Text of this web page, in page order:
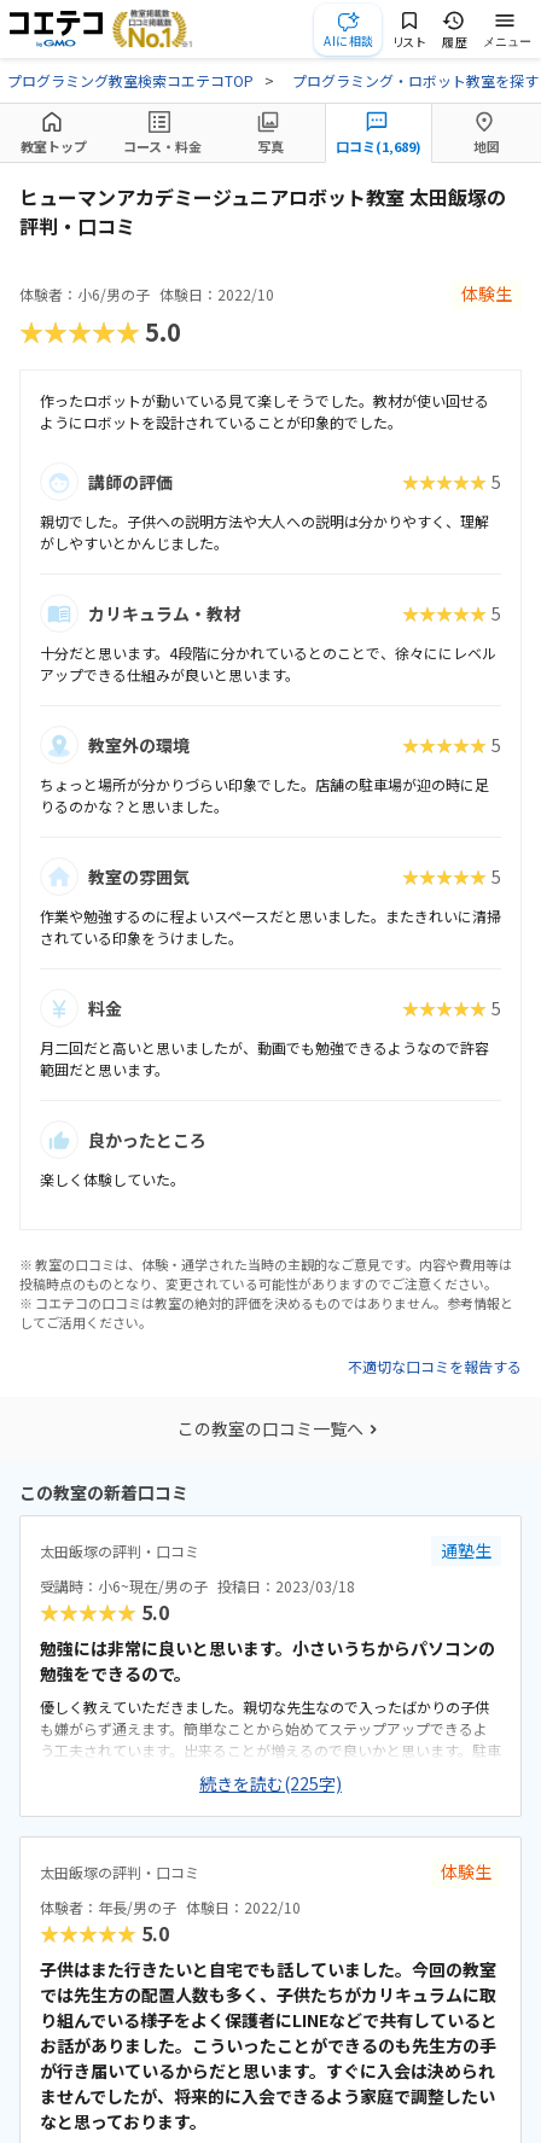
AIに相談 リスト 履歴 メニュー
プログラミング教室検索コエテコTOP プログラミング・ロボット教室を探す
教室トップ コース・料金 写真 口コミ(1,689) 地図
ヒューマンアカデミージュニアロボット教室 太田飯塚の
評判・口コミ
体験者：小6/男の子 体験日：2022/10 体験生
★★★★★5.0
作ったロボットが動いている見て楽しそうでした。教材が使い回せる
ようにロボットを設計されていることが印象的でした。
講師の評価 ★★★★★ 5
親切でした。子供への説明方法や大人への説明は分かりやすく、理解
がしやすいとかんじました。
カリキュラム・教材 ★★★★★ 5
十分だと思います。4段階に分かれているとのことで、徐々ににレベル
アップできる仕組みが良いと思います。
教室外の環境 ★★★★★ 5
ちょっと場所が分かりづらい印象でした。店舗の駐車場が迎の時に足
りるのかな？と思いました。
教室の雰囲気 ★★★★★ 5
作業や勉強するのに程よいスペースだと思いました。またきれいに清掃
されている印象をうけました。
料金 ★★★★★ 5
月二回だと高いと思いましたが、動画でも勉強できるようなので許容
範囲だと思います。
良かったところ
楽しく体験していた。
※ 教室の口コミは、体験・通学された当時の主観的なご意見です。内容や費用等は
投稿時点のものとなり、変更されている可能性がありますのでご注意ください。
※ コエテコの口コミは教室の絶対的評価を決めるものではありません。参考情報と
してご活用ください。
不適切な口コミを報告する
この教室の口コミ一覧へ
この教室の新着口コミ
太田飯塚の評判・口コミ 通塾生
受講時：小6~現在/男の子 投稿日：2023/03/18
★★★★★ 5.0
勉強には非常に良いと思います。小さいうちからパソコンの
勉強をできるので。
優しく教えていただきました。親切な先生なので入ったばかりの子供
も嫌がらず通えます。簡単なことから始めてステップアップできるよ
う工夫されています。出来ることが増えるので良いかと思います。駐車
場もあり問題なしです。若干場所が分かりづらいかもしれません。慣
れれば問題なしです。教室は清潔にされています。照明の明るさはパソ
コンをするのに問題ない状態です。月2回の金額としては若干高いかも
しれません。しかしなかなか勉強できる内容ではないので仕方ないと
続きを読む(225字)
太田飯塚の評判・口コミ 体験生
体験者：年長/男の子 体験日：2022/10
★★★★★ 5.0
子供はまた行きたいと自宅でも話していました。今回の教室
では先生方の配置人数も多く、子供たちがカリキュラムに取
り組んでいる様子をよく保護者にLINEなどで共有していると
お話がありました。こういったことができるのも先生方の手
が行き届いているからだと思います。すぐに入会は決められ
ませんでしたが、将来的に入会できるよう家庭で調整したい
なと思っております。